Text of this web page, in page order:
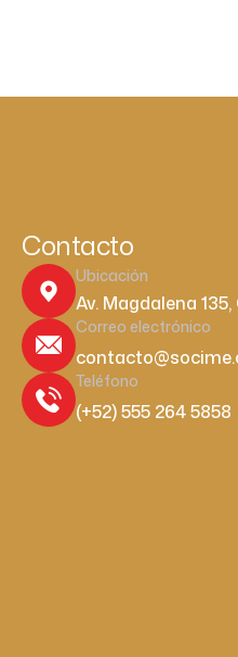
Contacto
Ubicación
Av. Magdalena
Correo electrónico
Teléfono
(+52) 555 264 5858